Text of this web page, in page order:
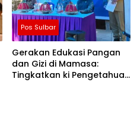
Pos Sulbar
Gerakan Edukasi Pangan
dan Gizi di Mamasa:
Tingkatkan ki Pengetahuan